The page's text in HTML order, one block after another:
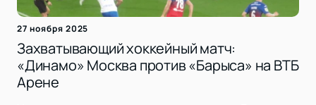
27 ноября 2025
Захватывающий хоккейный матч:
«Динамо» Москва против «Барыса» на ВТБ
Арене